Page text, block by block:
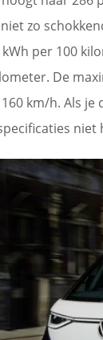
zo
per 100
De
km/h. Als je
niet